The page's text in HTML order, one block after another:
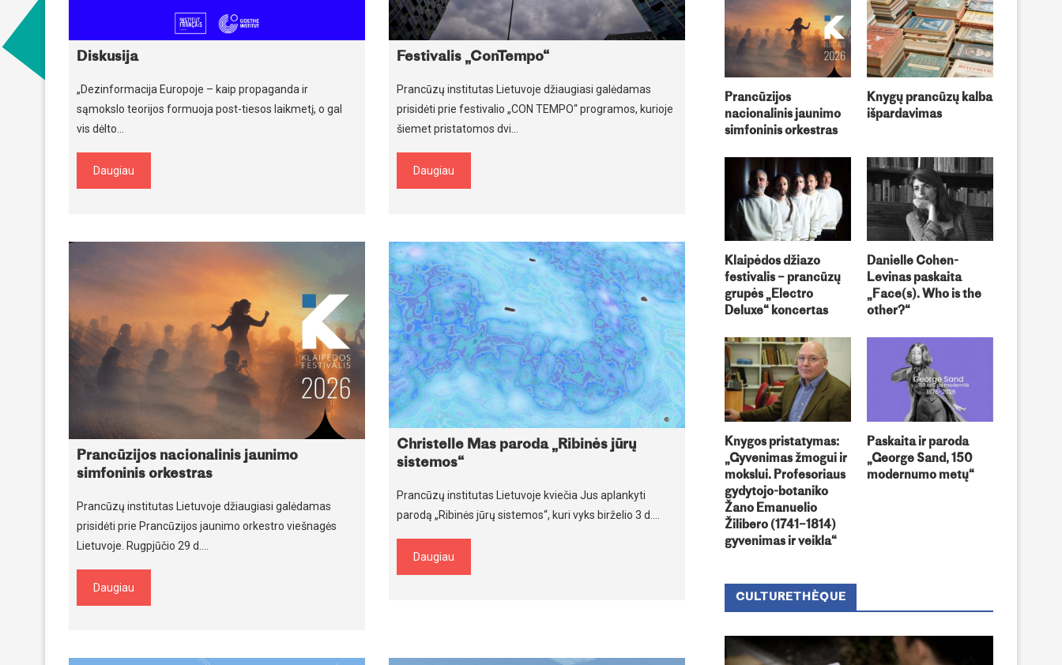
Diskusija
„Dezinformacija Europoje – kaip propaganda ir
sąmokslo teorijos formuoja post-tiesos laikmetį, o gal
vis dėlto…
Daugiau
Festivalis „ConTempo“
Prancūzų institutas Lietuvoje džiaugiasi galėdamas
prisidėti prie festivalio „CON TEMPO“ programos, kurioje
šiemet pristatomos dvi…
Daugiau
Prancūzijos nacionalinis jaunimo
simfoninis orkestras
Prancūzų institutas Lietuvoje džiaugiasi galėdamas
prisidėti prie Prancūzijos jaunimo orkestro viešnagės
Lietuvoje. Rugpjūčio 29 d.…
Daugiau
Christelle Mas paroda „Ribinės jūrų
sistemos“
Prancūzų institutas Lietuvoje kviečia Jus aplankyti
parodą „Ribinės jūrų sistemos“, kuri vyks birželio 3 d.…
Daugiau
Prancūzijos
nacionalinis jaunimo
simfoninis orkestras
Knygų prancūzų kalba
išpardavimas
Klaipėdos džiazo
festivalis – prancūzų
grupės „Electro
Deluxe“ koncertas
Danielle Cohen-
Levinas paskaita
„Face(s). Who is the
other?“
Knygos pristatymas:
„Gyvenimas žmogui ir
mokslui. Profesoriaus
gydytojo-botaniko
Žano Emanuelio
Žilibero (1741–1814)
gyvenimas ir veikla“
Paskaita ir paroda
„George Sand, 150
modernumo metų“
CULTURETHÈQUE